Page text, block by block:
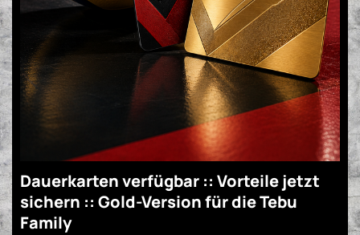
Dauerkarten verfügbar :: Vorteile jetzt
sichern :: Gold-Version für die Tebu
Family